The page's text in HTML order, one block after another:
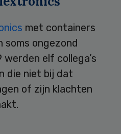
met containers
soms ongezond
elf collega’s
die niet bij dat
of zijn klachten